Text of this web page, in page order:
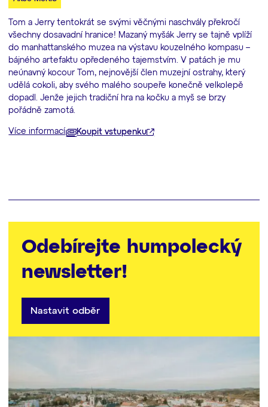
Tom a Jerry tentokrát se svými věčnými naschvály překročí
všechny dosavadní hranice! Mazaný myšák Jerry se tajně vplíží
do manhattanského muzea na výstavu kouzelného kompasu –
bájného artefaktu opředeného tajemstvím. V patách je mu
neúnavný kocour Tom, nejnovější člen muzejní ostrahy, který
udělá cokoli, aby svého malého soupeře konečně velkolepě
dopadl. Jenže jejich tradiční hra na kočku a myš se brzy
pořádně zamotá.
Více informací Koupit vstupenku
Odebírejte humpolecký
newsletter!
Nastavit odběr